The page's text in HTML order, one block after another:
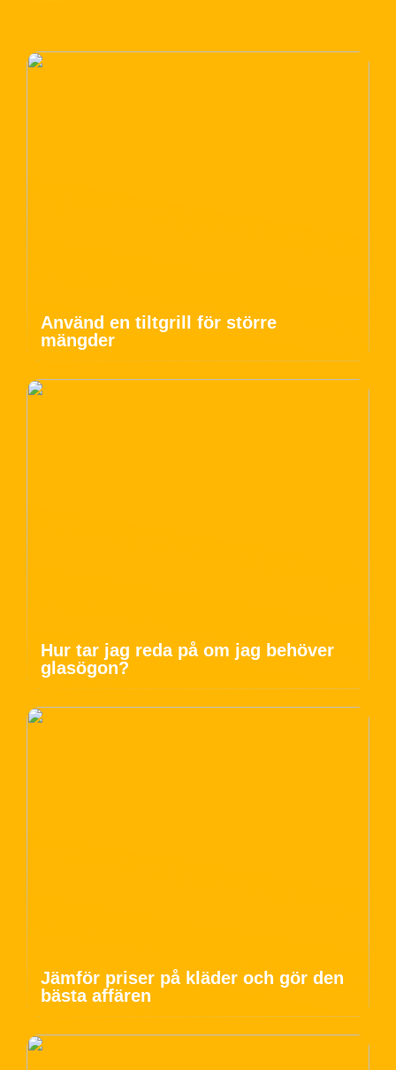
Använd en tiltgrill för större
mängder
Hur tar jag reda på om jag behöver
glasögon?
Jämför priser på kläder och gör den
bästa affären